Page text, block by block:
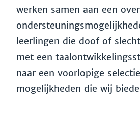
werken samen aan een
leerlingen die doof of
met een
naar een voorlopige
mogelijkheden die wij